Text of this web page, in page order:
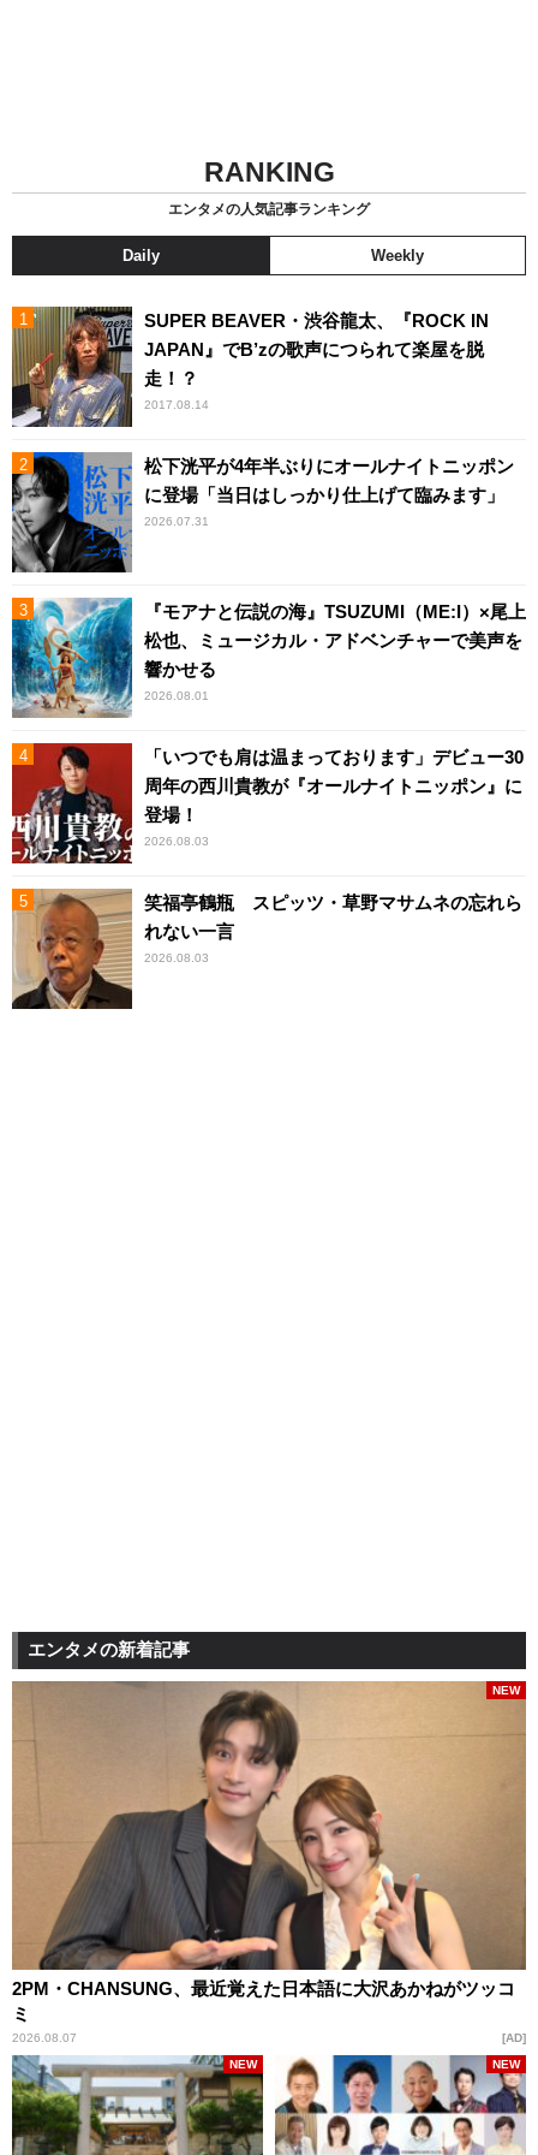
RANKING
エンタメの人気記事ランキング
Daily Weekly
SUPER BEAVER・渋谷龍太、『ROCK IN
JAPAN』でB’zの歌声につられて楽屋を脱
走！？
2017.08.14
松下洸平が4年半ぶりにオールナイトニッポン
に登場「当日はしっかり仕上げて臨みます」
2026.07.31
『モアナと伝説の海』TSUZUMI（ME:I）×尾上
松也、ミュージカル・アドベンチャーで美声を
響かせる
2026.08.01
「いつでも肩は温まっております」デビュー30
周年の西川貴教が『オールナイトニッポン』に
登場！
2026.08.03
笑福亭鶴瓶 スピッツ・草野マサムネの忘れら
れない一言
2026.08.03
エンタメの新着記事
2PM・CHANSUNG、最近覚えた日本語に大沢あかねがツッコ
ミ
2026.08.07
NEW
AD
NEW
NEW